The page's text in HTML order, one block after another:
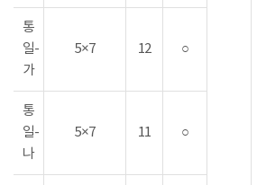
통
일-
가
5×7 12 ○
통
일-
나
5×7 11 ○